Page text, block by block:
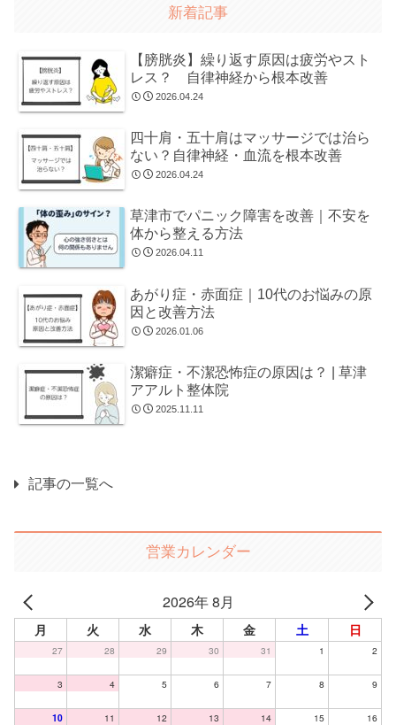
新着記事
【膀胱炎】繰り返す原因は疲労やスト
レス？ 自律神経から根本改善
2026.04.24
四十肩・五十肩はマッサージでは治ら
ない？自律神経・血流を根本改善
2026.04.24
草津市でパニック障害を改善｜不安を
体から整える方法
2026.04.11
あがり症・赤面症｜10代のお悩みの原
因と改善方法
2026.01.06
潔癖症・不潔恐怖症の原因は？ | 草津
アアルト整体院
2025.11.11
記事の一覧へ
営業カレンダー
2026年 8月
月 火 水 木 金 土 日
27 28 29 30 31 1 2
3 4 5 6 7 8 9
10 11 12 13 14 15 16